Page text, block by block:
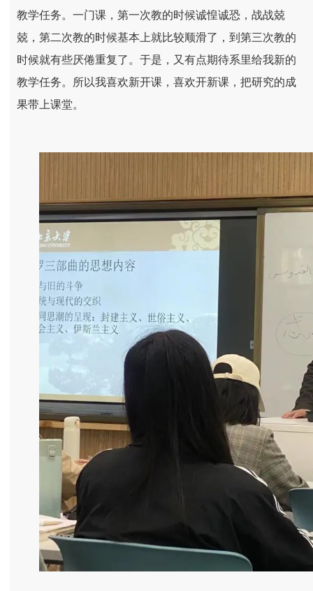
教学任务。一门课，第一次教的时候诚惶诚恐，战战兢
兢，第二次教的时候基本上就比较顺滑了，到第三次教的
时候就有些厌倦重复了。于是，又有点期待系里给我新的
教学任务。所以我喜欢新开课，喜欢开新课，把研究的成
果带上课堂。